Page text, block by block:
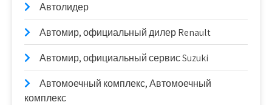
Автолидер
Автомир, официальный дилер Renault
Автомир, официальный сервис Suzuki
Автомоечный комплекс, Автомоечный
комплекс